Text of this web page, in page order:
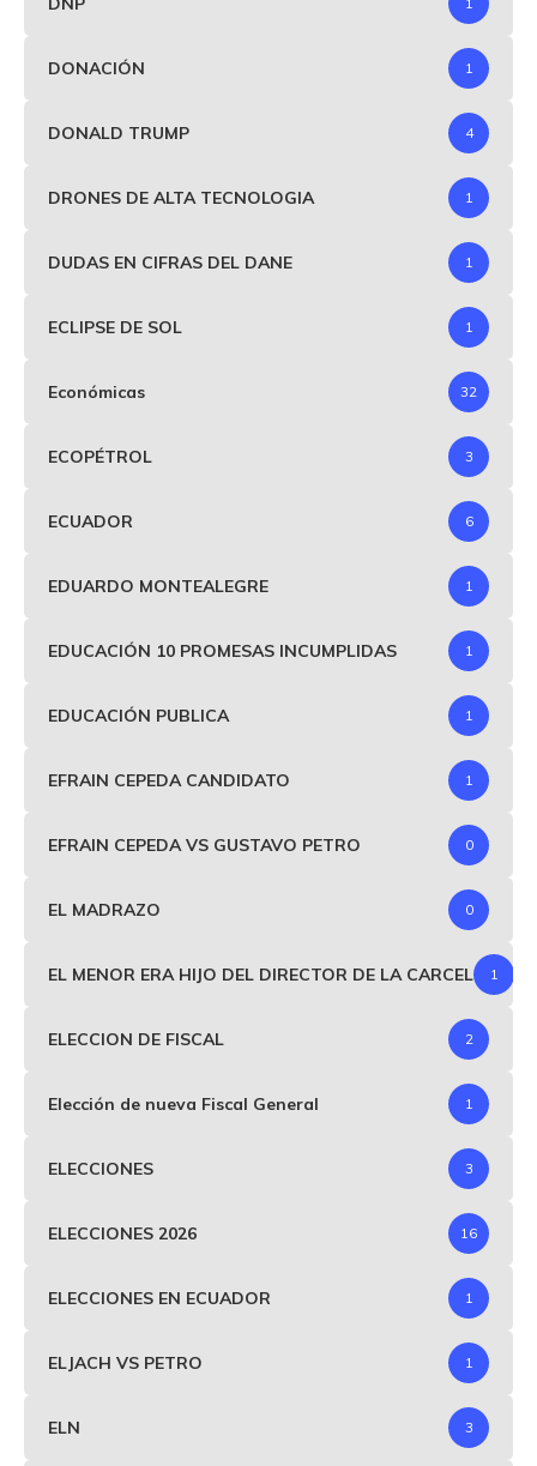
DONACIÓN 1
DONALD TRUMP 4
DRONES DE ALTA TECNOLOGIA 1
DUDAS EN CIFRAS DEL DANE 1
ECLIPSE DE SOL 1
Económicas 32
ECOPÉTROL 3
ECUADOR 6
EDUARDO MONTEALEGRE 1
EDUCACIÓN 10 PROMESAS INCUMPLIDAS 1
EDUCACIÓN PUBLICA 1
EFRAIN CEPEDA CANDIDATO 1
EFRAIN CEPEDA VS GUSTAVO PETRO 0
EL MADRAZO 0
EL MENOR ERA HIJO DEL DIRECTOR DE LA CARCEL 1
ELECCION DE FISCAL 2
Elección de nueva Fiscal General 1
ELECCIONES 3
ELECCIONES 2026 16
ELECCIONES EN ECUADOR 1
ELJACH VS PETRO 1
ELN 3